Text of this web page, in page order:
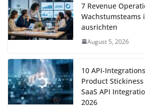
7 Revenue
Wachstumsteams
ausrichten
August 5, 2026
10 API-
Product
SaaS API
2026